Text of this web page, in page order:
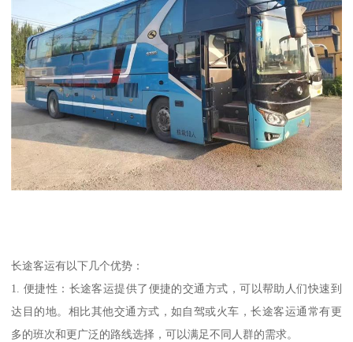
长途客运有以下几个优势：
1. 便捷性：长途客运提供了便捷的交通方式，可以帮助人们快速到
达目的地。相比其他交通方式，如自驾或火车，长途客运通常有更
多的班次和更广泛的路线选择，可以满足不同人群的需求。